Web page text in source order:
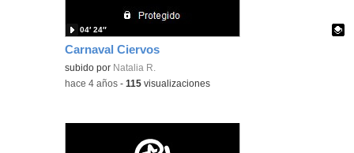
Carnaval Ciervos
Contenido educativo.
subido por Natalia R.
04′ 24″
-hace 4 años -115 visualizaciones